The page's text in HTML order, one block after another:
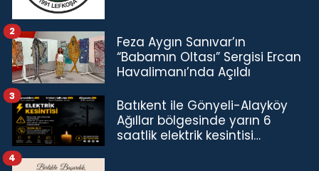
Feza Aygın Sanıvar’ın
“Babamın Oltası” Sergisi Ercan
Havalimanı’nda Açıldı
2
Batıkent ile Gönyeli-Alayköy
Ağıllar bölgesinde yarın 6
saatlik elektrik kesintisi…
3
4